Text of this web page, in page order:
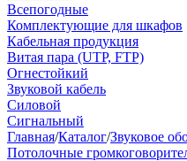
Всепогодные
Комплектующие для шкафов
Кабельная продукция
Витая пара (UTP, FTP)
Огнестойкий
Звуковой кабель
Силовой
Сигнальный
Главная/Каталог/Звуковое
Потолочные